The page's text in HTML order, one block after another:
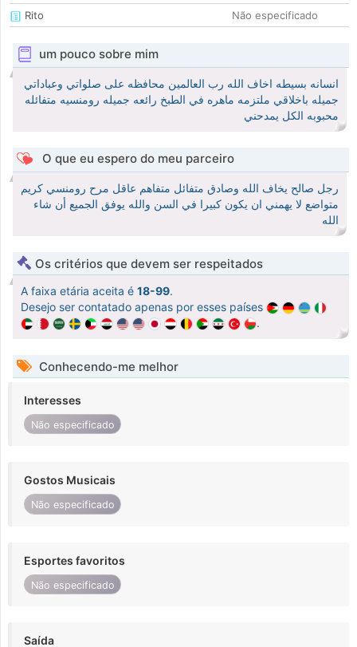
Rito
Não especificado
um pouco sobre mim
انسانه بسيطه اخاف الله رب العالمين محافظه على صلواتي وعباداتي
جميله باخلاقي ملتزمه ماهره في الطبخ رائعه جميله رومنسيه متفائله
محبوبه الكل يمدحني
O que eu espero do meu parceiro
رجل صالح يخاف الله وصادق متفائل متفاهم عاقل مرح رومنسي كريم
متواضع لا يهمني ان يكون كبيرا في السن والله يوفق الجميع أن شاء
الله
Os critérios que devem ser respeitados
A faixa etária aceita é 18-99.
Desejo ser contatado apenas por esses países
.
Conhecendo-me melhor
Interesses
Não especificado
Gostos Musicais
Não especificado
Esportes favoritos
Não especificado
Saída